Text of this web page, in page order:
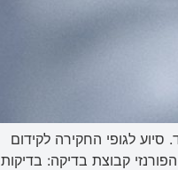
לגופי החקירה לקידום
קבוצת בדיקה: בדיקות